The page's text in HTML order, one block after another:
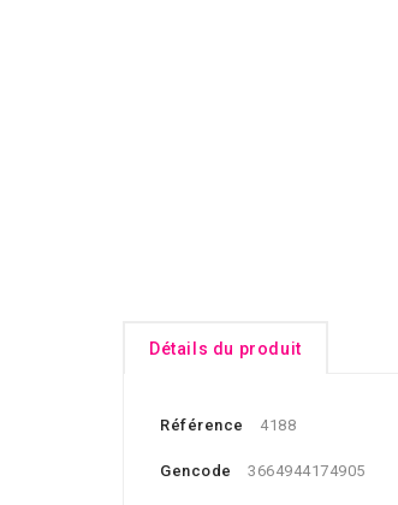
Détails du produit
Référence 4188
Gencode 3664944174905